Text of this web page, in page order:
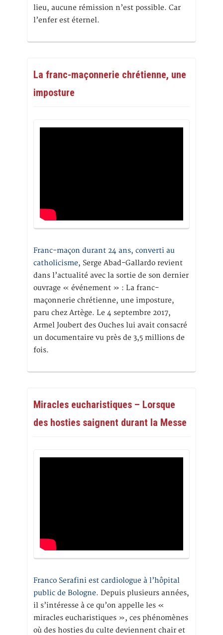
lieu, aucune rémission n’est possible. Car
l’enfer est éternel.
La franc-maçonnerie chrétienne, une
imposture
Franc-maçon durant 24 ans, converti au
catholicisme, Serge Abad-Gallardo revient
dans l’actualité avec la sortie de son dernier
ouvrage « événement » : La franc-
maçonnerie chrétienne, une imposture,
paru chez Artège. Le 4 septembre 2017,
Armel Joubert des Ouches lui avait consacré
un documentaire vu près de 3,5 millions de
fois.
Miracles eucharistiques – Lorsque
des hosties saignent durant la Messe
Franco Serafini est cardiologue à l’hôpital
public de Bologne. Depuis plusieurs années,
il s’intéresse à ce qu’on appelle les «
miracles eucharistiques », ces phénomènes
où des hosties du culte deviennent chair et